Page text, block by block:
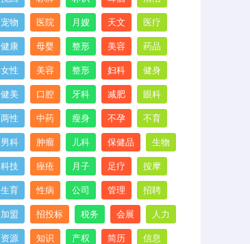
宠物 医院 月嫂 天文 医疗
健康 母婴 整形 美容 药品
女性 美容 整形 妇科 健身
健美 口腔 牙科 减肥 眼科
两性 中药 瘦身 不孕 不育
男科 肿瘤 儿科 保健品 生物
科技 痤疮 月子 足疗 按摩
生育 性病 公司 管理 招聘
加盟 招投标 税务 会展 人力
资源 知识 产权 简历 信息